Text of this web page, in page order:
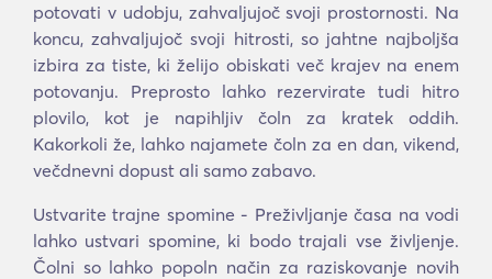
potovati v udobju, zahvaljujoč svoji prostornosti. Na
koncu, zahvaljujoč svoji hitrosti, so jahtne najboljša
izbira za tiste, ki želijo obiskati več krajev na enem
potovanju. Preprosto lahko rezervirate tudi hitro
plovilo, kot je napihljiv čoln za kratek oddih.
Kakorkoli že, lahko najamete čoln za en dan, vikend,
večdnevni dopust ali samo zabavo.
Ustvarite trajne spomine - Preživljanje časa na vodi
lahko ustvari spomine, ki bodo trajali vse življenje.
Čolni so lahko popoln način za raziskovanje novih